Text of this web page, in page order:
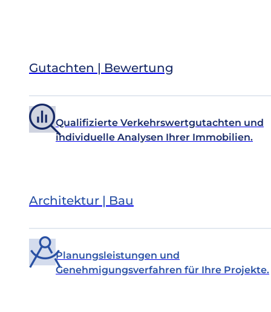
Gutachten | Bewertung
Qualifizierte Verkehrswertgutachten und
individuelle Analysen Ihrer Immobilien.
Architektur | Bau
Planungsleistungen und
Genehmigungsverfahren für Ihre Projekte.